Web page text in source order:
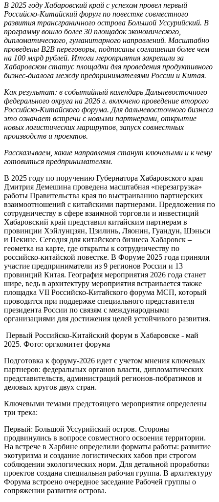
В 2025 году Хабаровский край с успехом провел первый
Российско-Китайский форум по повестке совместного
развития трансграничного острова Большой Уссурийский. В
программу вошло более 30 площадок экономического,
дипломатического, гуманитарного направлений. Масштабно
проведены B2B переговоры, подписаны соглашения более чем
на 100 млрд рублей. Итоги мероприятия закрепили за
Хабаровском статус площадки для проведения продуктивного
бизнес-диалога между предпринимателями России и Китая.
Как результат: в событийный календарь Дальневосточного
федерального округа на 2026 г. включено проведение второго
Российско-Китайского форума. Для дальневосточного бизнеса
это означает встречи с новыми партнерами, открытие
новых логистических маршрутов, запуск совместных
производств и проектов.
Рассказываем, какие направления станут ключевыми и к чему
готовиться предпринимателям.
В 2025 году по поручению Губернатора Хабаровского края
Дмитрия Демешина проведена масштабная «перезагрузка»
работы Правительства края по выстраиванию партнерских
взаимоотношений с китайскими партнерами. Предложения по
сотрудничеству в сфере взаимной торговли и инвестиций
Хабаровский край представил китайским партнерам в
провинции Хэйлунцзян, Цзилинь, Ляонин, Гуандун, Шэньси
и Пекине. Сегодня для китайского бизнеса Хабаровск –
геометка на карте, где открыты к сотрудничеству по
российско-китайской повестке. В Форуме 2025 года приняли
участие предприниматели из 9 регионов России и 13
провинций Китая. География мероприятия 2026 года станет
шире, ведь в архитектуру мероприятия встраивается также
площадка VII Российско-Китайского форума МСП, который
проводится при поддержке специального представителя
президента России по связям с международными
организациями для достижения целей устойчивого развития.
Первый Российско-Китайский форум в Хабаровске - май
2025. Фото: оргкомитет форума
Подготовка к форуму-2026 идет с учетом мнения ключевых
партнеров: федеральных органов власти, дипломатических
представительств, администраций регионов-побратимов и
деловых кругов двух стран.
Ключевыми темами предстоящего мероприятия определены
три трека:
Первый: Большой Уссурийский остров. Стороны
продвинулись в вопросе совместного освоения территории.
На встрече в Харбине определили форматы работы: развитие
экотуризма и создание логистических хабов при строгом
соблюдении экологических норм. Для детальной проработки
проектов создана специальная рабочая группа. В архитектуру
Форума встроено очередное заседание Рабочей группы о
сопряжении развития острова.